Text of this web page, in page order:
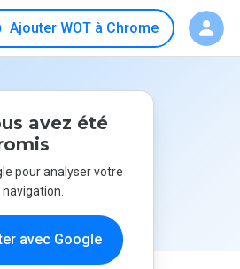
Ajouter WOT à Chrome
avez été
pour analyser votre
avec Google